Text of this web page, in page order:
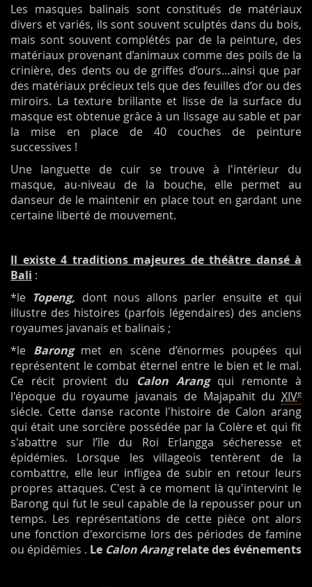
Les masques balinais sont constitués de matériaux
divers et variés, ils sont souvent sculptés dans du bois,
mais sont souvent complétés par de la peinture, des
matériaux provenant d’animaux comme des poils de la
crinière, des dents ou de griffes d’ours…ainsi que par
des matériaux précieux tels que des feuilles d’or ou des
miroirs. La texture brillante et lisse de la surface du
masque est obtenue grâce à un lissage au sable et par
la mise en place de 40 couches de peinture
successives !
Une languette de cuir se trouve à l'intérieur du
masque, au-niveau de la bouche, elle permet au
danseur de le maintenir en place tout en gardant une
certaine liberté de mouvement.
Il existe 4 traditions majeures de théâtre dansé à
Bali :
*le Topeng, dont nous allons parler ensuite et qui
illustre des histoires (parfois légendaires) des anciens
royaumes javanais et balinais ;
*le Barongmet en scène d’énormes poupées qui
représentent le combat éternel entre le bien et le mal.
Ce récit provient du Calon Arangqui remonte à
l'époque du royaume javanais de Majapahit du XIVe
siécle. Cette danse raconte l'histoire de Calon arang
qui était une sorcière possédée par la Colère et qui fit
s'abattre sur l’île du Roi Erlangga sécheresse et
épidémies. Lorsque les villageois tentèrent de la
combattre, elle leur infligea de subir en retour leurs
propres attaques. C'est à ce moment là qu'intervint le
Barong qui fut le seul capable de la repousser pour un
temps. Les représentations de cette pièce ont alors
une fonction d'exorcisme lors des périodes de famine
ou épidémies . Le Calon Arangrelate des événements